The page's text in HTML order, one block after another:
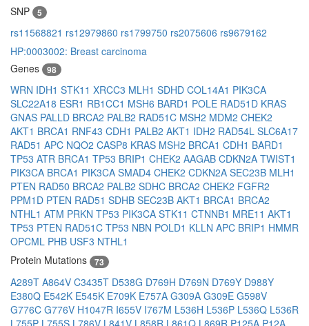
SNP
5
rs11568821 rs12979860 rs1799750 rs2075606 rs9679162
HP:0003002: Breast carcinoma
Genes
98
WRN IDH1 STK11 XRCC3 MLH1 SDHD COL14A1 PIK3CA
SLC22A18 ESR1 RB1CC1 MSH6 BARD1 POLE RAD51D KRAS
GNAS PALLD BRCA2 PALB2 RAD51C MSH2 MDM2 CHEK2
AKT1 BRCA1 RNF43 CDH1 PALB2 AKT1 IDH2 RAD54L SLC6A17
RAD51 APC NQO2 CASP8 KRAS MSH2 BRCA1 CDH1 BARD1
TP53 ATR BRCA1 TP53 BRIP1 CHEK2 AAGAB CDKN2A TWIST1
PIK3CA BRCA1 PIK3CA SMAD4 CHEK2 CDKN2A SEC23B MLH1
PTEN RAD50 BRCA2 PALB2 SDHC BRCA2 CHEK2 FGFR2
PPM1D PTEN RAD51 SDHB SEC23B AKT1 BRCA1 BRCA2
NTHL1 ATM PRKN TP53 PIK3CA STK11 CTNNB1 MRE11 AKT1
TP53 PTEN RAD51C TP53 NBN POLD1 KLLN APC BRIP1 HMMR
OPCML PHB USF3 NTHL1
Protein Mutations
73
A289T A864V C3435T D538G D769H D769N D769Y D988Y
E380Q E542K E545K E709K E757A G309A G309E G598V
G776C G776V H1047R I655V I767M L536H L536P L536Q L536R
L755P L755S L786V L841V L858R L861Q L869R P125A P12A